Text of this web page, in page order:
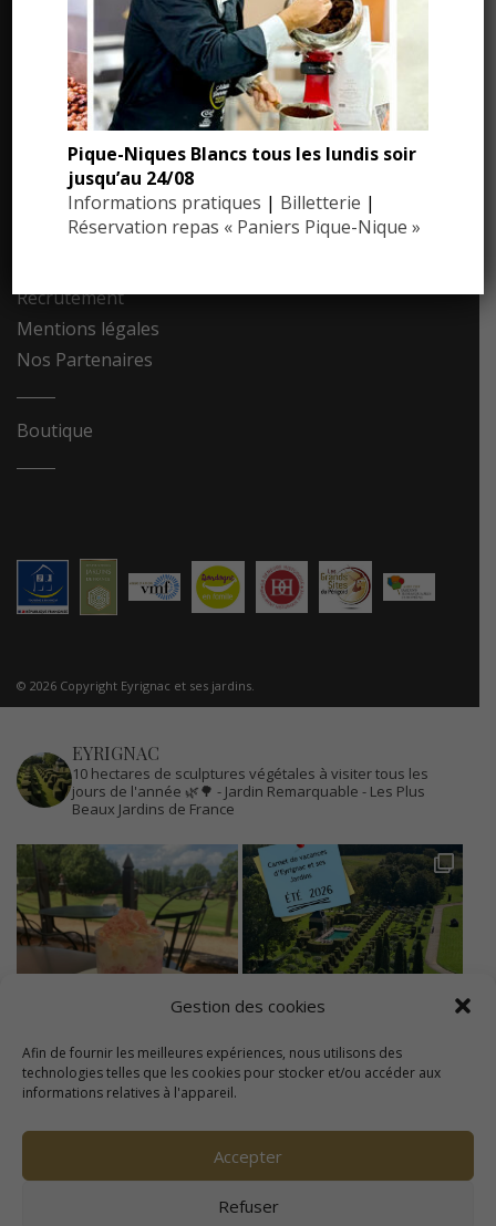
Gestion des cookies
Afin de fournir les meilleures expériences, nous utilisons des
technologies telles que les cookies pour stocker et/ou accéder aux
informations relatives à l'appareil.
Accepter
Refuser
Email : contact@eyrignac.com
ESPACE PRESSE
Dossier de presse
Communiqués de presse
Photothèque
Recrutement
Mentions légales
Nos Partenaires
Boutique
© 2026 Copyright Eyrignac et ses jardins.
EYRIGNAC
10 hectares de sculptures végétales à visiter tous les
jours de l'année 🌿🌳 - Jardin Remarquable - Les Plus
Beaux Jardins de France
Pique-Niques Blancs tous les lundis soir
jusqu’au 24/08
Informations pratiques | Billetterie |
Réservation repas « Paniers Pique-Nique »